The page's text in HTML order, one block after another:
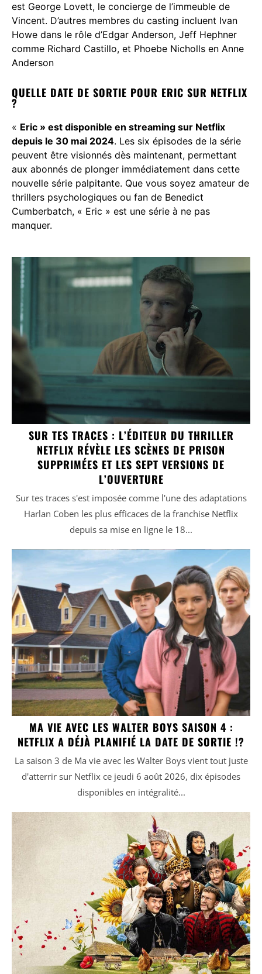
est George Lovett, le concierge de l’immeuble de
Vincent. D’autres membres du casting incluent Ivan
Howe dans le rôle d’Edgar Anderson, Jeff Hephner
comme Richard Castillo, et Phoebe Nicholls en Anne
Anderson​
QUELLE DATE DE SORTIE POUR ERIC SUR NETFLIX
?
« Eric » est disponible en streaming sur Netflix
depuis le 30 mai 2024. Les six épisodes de la série
peuvent être visionnés dès maintenant, permettant
aux abonnés de plonger immédiatement dans cette
nouvelle série palpitante​. Que vous soyez amateur de
thrillers psychologiques ou fan de Benedict
Cumberbatch, « Eric » est une série à ne pas
manquer.
SUR TES TRACES : L’ÉDITEUR DU THRILLER
NETFLIX RÉVÈLE LES SCÈNES DE PRISON
SUPPRIMÉES ET LES SEPT VERSIONS DE
L’OUVERTURE
Sur tes traces s'est imposée comme l'une des adaptations
Harlan Coben les plus efficaces de la franchise Netflix
depuis sa mise en ligne le 18...
MA VIE AVEC LES WALTER BOYS SAISON 4 :
NETFLIX A DÉJÀ PLANIFIÉ LA DATE DE SORTIE !?
La saison 3 de Ma vie avec les Walter Boys vient tout juste
d'atterrir sur Netflix ce jeudi 6 août 2026, dix épisodes
disponibles en intégralité...